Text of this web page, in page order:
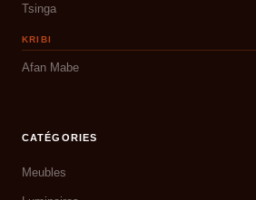
Tsinga
KRIBI
Afan Mabe
CATÉGORIES
Meubles